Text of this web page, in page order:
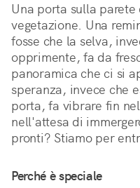
Una porta sulla
vegetazione. Una
fosse che la selva,
opprimente, fa da
panoramica che ci si
speranza, invece che
porta, fa vibrare fin
nell'attesa di
pronti? Stiamo per
Perché è speciale